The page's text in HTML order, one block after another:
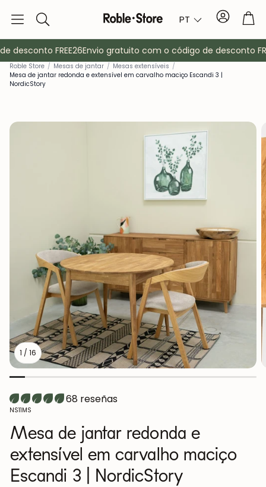
Pesquisa PT Conta
Armários Mesas de
Bengaleiros Mobiliário
FREE26Envio gratuito com o código de desconto
Roble Store / Mesas de jantar / Mesas extensíveis /
Mesa de jantar redonda e extensível em carvalho maciço Escandi 3 |
NordicStory
1 / 16
68 reseñas
SKU:
NS11MS
Mesa de jantar redonda e
extensível em carvalho maciço
Escandi 3 | NordicStory